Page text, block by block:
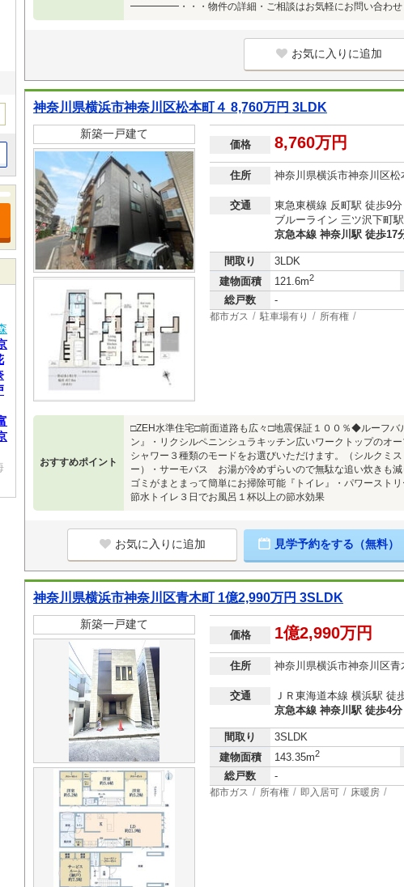
━━━━━・・・物件の詳細・ご相談はお気軽にお問い合わせ
お気に入りに追加
神奈川県横浜市神奈川区松本町４ 8,760万円 3LDK
新築一戸建て
価格 8,760万円
住所 神奈川県横浜市神奈川区松
交通
東急東横線 反町駅 徒歩9分
ブルーライン 三ツ沢下町
京急本線 神奈川駅 徒歩17
間取り
3LDK
建物面積
121.6m2
総戸数 -
都市ガス 駐車場有り 所有権
おすすめポイント
□ZEH水準住宅□前面道路も広々□地震保証１００％◆ルーフ
ン』・リクシルペニンシュラキッチン広いワークトップのオ
シャワー３種類のモードをお選びいただけます。（シルクミ
ー）・サーモバス お湯が冷めずらいので無駄な追い炊きも
ゴミがまとまって簡単にお掃除可能『トイレ』・パワースト
節水トイレ３日でお風呂１杯以上の節水効果
お気に入りに追加 見学予約をする（無料）
神奈川県横浜市神奈川区青木町 1億2,990万円 3SLDK
新築一戸建て
価格 1億2,990万円
住所 神奈川県横浜市神奈川区青
交通
ＪＲ東海道本線 横浜駅 徒
京急本線 神奈川駅 徒歩4分
間取り
3SLDK
建物面積
143.35m2
総戸数 -
都市ガス 所有権 即入居可 床暖房